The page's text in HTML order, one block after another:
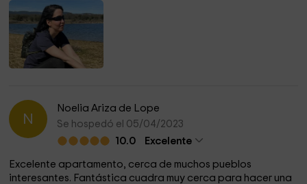
N
Noelia Ariza de Lope
Se hospedó el 05/04/2023
10.0
Excelente
Excelente apartamento, cerca de muchos pueblos
interesantes. Fantástica cuadra muy cerca para hacer una